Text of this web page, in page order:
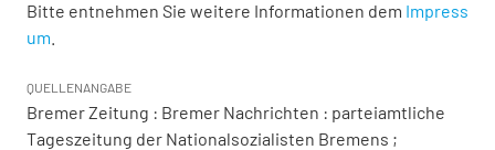
Bitte entnehmen Sie weitere Informationen dem Impress
um
QUELLENANGABE
Bremer Zeitung : Bremer Nachrichten : parteiamtliche
Tageszeitung der Nationalsozialisten Bremens ;